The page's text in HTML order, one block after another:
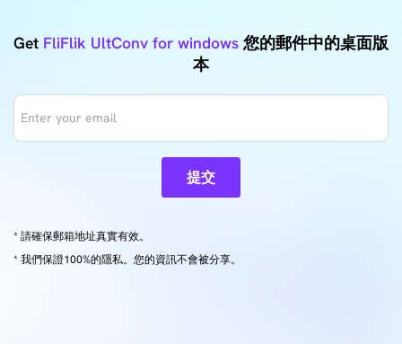
Get FliFlik UltConv for windows 您的郵件中的桌面版
本
提交
* 請確保郵箱地址真實有效。
* 我們保證100%的隱私。您的資訊不會被分享。